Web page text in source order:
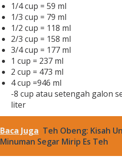
1/4 cup = 59 ml
1/3 cup = 79 ml
1/2 cup = 118 ml
2/3 cup = 158 ml
3/4 cup = 177 ml
1 cup = 237 ml
2 cup = 473 ml
4 cup =946 ml
-8 cup atau setengah galon
liter
Baca Juga Teh Obeng: Kisah
Minuman Segar Mirip Es Teh